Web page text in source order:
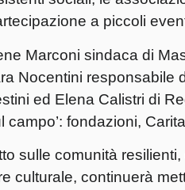
a piccoli
Marconi sindaca di
Nocentini responsabile
ed Elena Calistri di
fondazioni,
sulle comunità
culturale, continuerà